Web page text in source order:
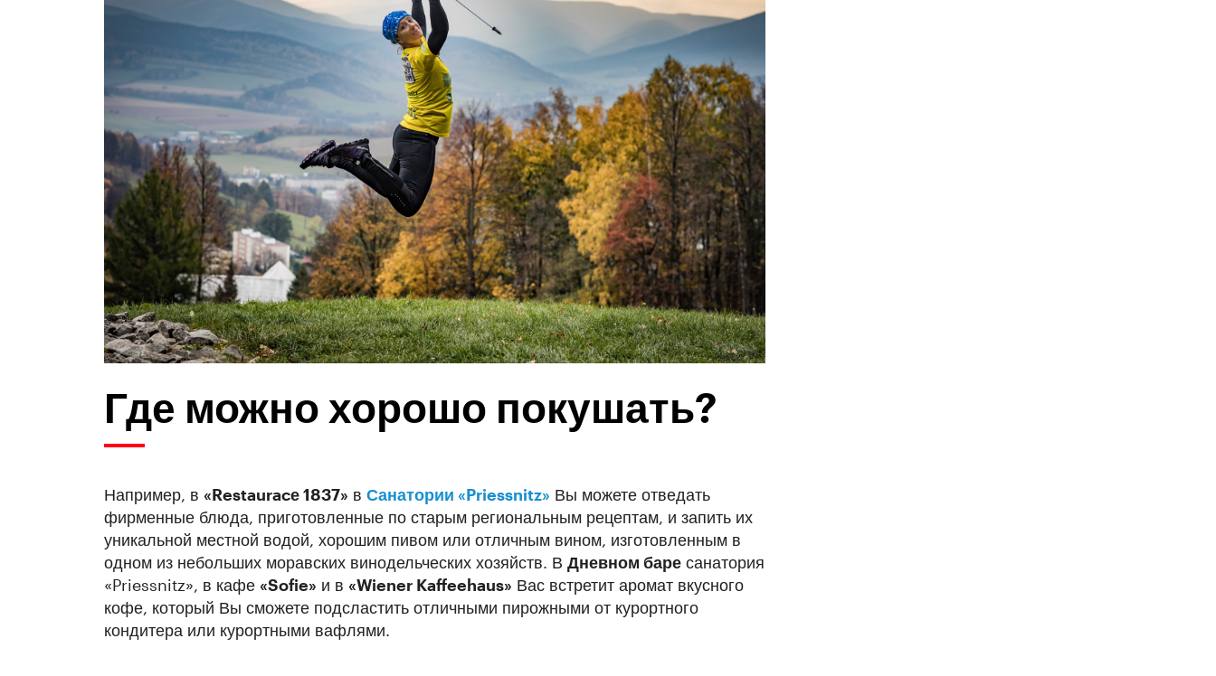
Где можно хорошо покушать?
Например, в «Restauracе 1837» в Санатории «Priessnitz» Вы можете отведать
фирменные блюда, приготовленные по старым региональным рецептам, и запить их
уникальной местной водой, хорошим пивом или отличным вином, изготовленным в
одном из небольших моравских винодельческих хозяйств. В Дневном баре санатория
«Priessnitz», в кафе «Sofie» и в «Wiener Kaffeehaus» Вас встретит аромат вкусного
кофе, который Вы сможете подсластить отличными пирожными от курортного
кондитера или курортными вафлями.